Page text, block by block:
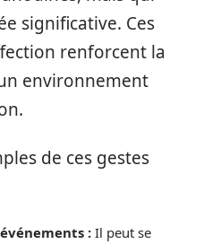
significative. Ces
renforcent la
environnement
de ces gestes
: Il peut se